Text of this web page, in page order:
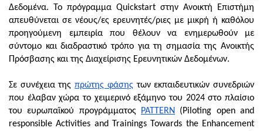
Δεδομένα. Το πρόγραμμα Quickstart στην Ανοικτή Επιστήμη
απευθύνεται σε νέους/ες ερευνητές/ριες με μικρή ή καθόλου
προηγούμενη εμπειρία που θέλουν να ενημερωθούν με
σύντομο και διαδραστικό τρόπο για τη σημασία της Ανοικτής
Πρόσβασης και της Διαχείρισης Ερευνητικών Δεδομένων.
Σε συνέχεια τηςπρώτης φάσηςτων εκπαιδευτικών συνεδριών
που έλαβαν χώρα το χειμερινό εξάμηνο του 2024 στο πλαίσιο
του ευρωπαϊκού προγράμματος
PATTERN
(Piloting open and
responsible Activities and Trainings Towards the Enhancement